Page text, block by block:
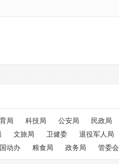
局 科技局 公安局 民政局
文旅局 卫健委 退役军人局
国动办 粮食局 政务局 管委会